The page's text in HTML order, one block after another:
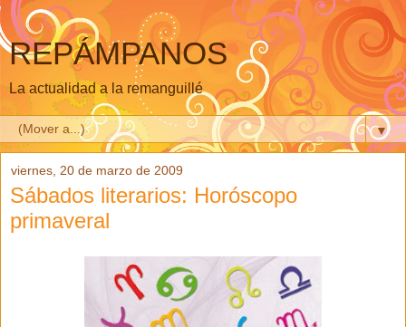
REPÁMPANOS
La actualidad a la remanguillé
▼
viernes, 20 de marzo de 2009
Sábados literarios: Horóscopo
primaveral